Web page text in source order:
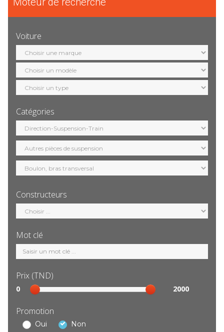
Voiture
Sélection
marque
Sélection
modèle
Sélection
motorisation
Catégories
Sélection
catégorie
Constructeurs
Sélection
constructeur
Mot clé
Mot
clé
Prix (TND)
Sélection
prix
0 2000
Promotion
Oui Non